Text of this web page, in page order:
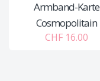
Armband-Karte
Cosmopolitain
CHF 16.00